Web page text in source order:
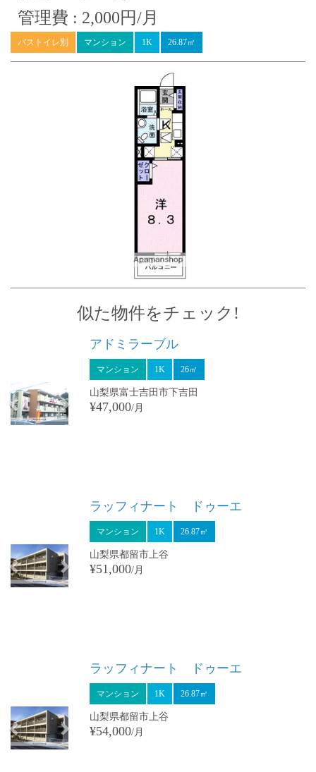
管理費 : 2,000円/月
バストイレ別 マンション 1K 26.87㎡
似た物件をチェック!
Nextアドミラーブル
マンション 1K 26㎡
山梨県富士吉田市下吉田
¥47,000/月
ラッフィナート ドゥーエ
マンション 1K 26.87㎡
山梨県都留市上谷
¥51,000/月
ラッフィナート ドゥーエ
マンション 1K 26.87㎡
山梨県都留市上谷
¥54,000/月